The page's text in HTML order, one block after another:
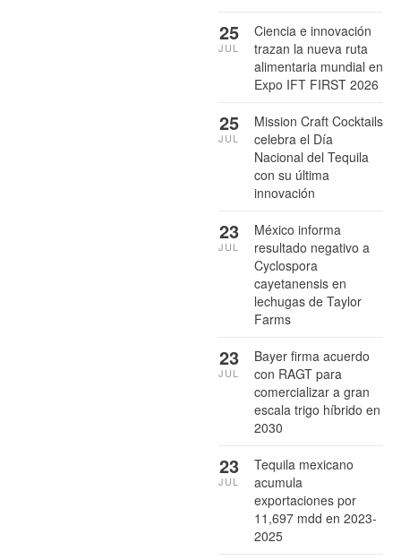
Ciencia e innovación
trazan la nueva ruta
alimentaria mundial en
Expo IFT FIRST 2026
25
JUL
Mission Craft Cocktails
celebra el Día
Nacional del Tequila
con su última
innovación
25
JUL
México informa
resultado negativo a
Cyclospora
cayetanensis en
lechugas de Taylor
Farms
23
JUL
Bayer firma acuerdo
con RAGT para
comercializar a gran
escala trigo híbrido en
2030
23
JUL
Tequila mexicano
acumula
exportaciones por
11,697 mdd en 2023-
2025
23
JUL